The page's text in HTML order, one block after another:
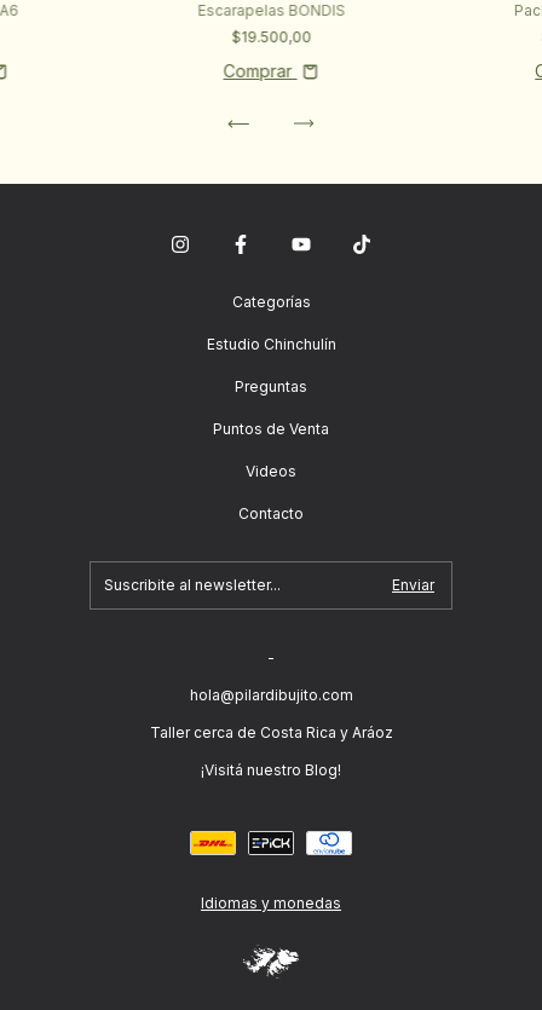
Escarapelas BONDIS
$19.500,00
Comprar
Categorías
Estudio Chinchulín
Preguntas
Puntos de Venta
Videos
Contacto
-
hola@pilardibujito.com
Taller cerca de Costa Rica y Aráoz
¡Visitá nuestro Blog!
Idiomas y monedas